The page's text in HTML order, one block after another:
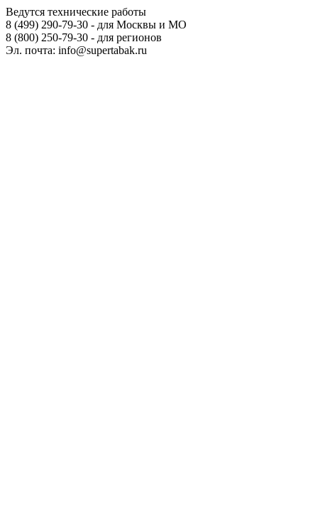
Ведутся технические работы
8 (499) 290-79-30 - для Москвы и МО
8 (800) 250-79-30 - для регионов
Эл. почта: info@supertabak.ru